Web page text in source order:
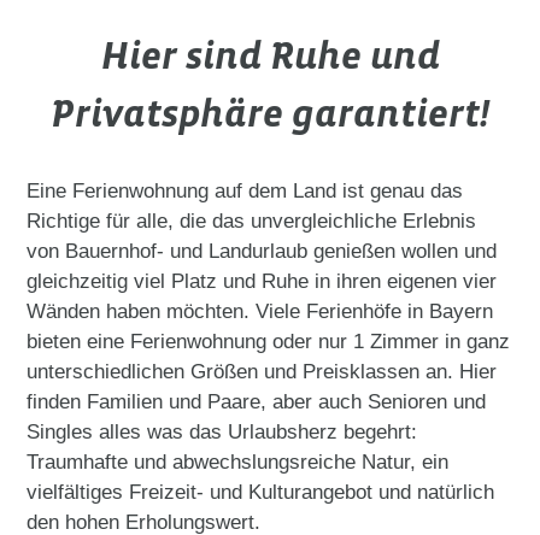
Hier sind Ruhe und
Privatsphäre garantiert!
Eine Ferienwohnung auf dem Land ist genau das
Richtige für alle, die das unvergleichliche Erlebnis
von Bauernhof- und Landurlaub genießen wollen und
gleichzeitig viel Platz und Ruhe in ihren eigenen vier
Wänden haben möchten. Viele Ferienhöfe in Bayern
bieten eine Ferienwohnung oder nur 1 Zimmer in ganz
unterschiedlichen Größen und Preisklassen an. Hier
finden Familien und Paare, aber auch Senioren und
Singles alles was das Urlaubsherz begehrt:
Traumhafte und abwechslungsreiche Natur, ein
vielfältiges Freizeit- und Kulturangebot und natürlich
den hohen Erholungswert.